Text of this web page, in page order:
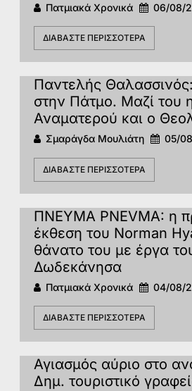
Πατμιακά Χρονικά 06/08/
ΔΙΑΒΆΣΤΕ ΠΕΡΙΣΣΌΤΕΡΑ
Παντελής
στην Πάτμο. Μαζί του
Αναματερού και ο
Σμαράγδα Μουλιάτη 05/
ΔΙΑΒΆΣΤΕ ΠΕΡΙΣΣΌΤΕΡΑ
ΠΝΕΥΜΑ PNEVMA: η
έκθεση του Norman
θάνατο του με έργα
Δωδεκάνησα
Πατμιακά Χρονικά 04/08/
ΔΙΑΒΆΣΤΕ ΠΕΡΙΣΣΌΤΕΡΑ
Αγιασμός αύριο στο
Δημ. τουριστικό